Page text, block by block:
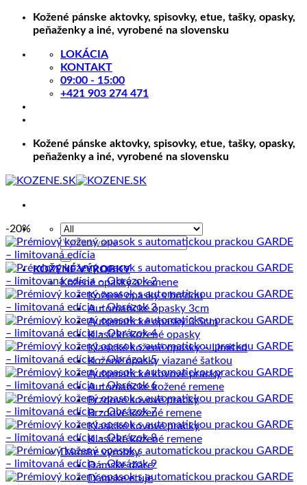
Skip
Kožené pánske aktovky, spisovky, etue, tašky, opasky,
peňaženky a iné, vyrobené na slovensku
LOKÁCIA
KONTAKT
09:00 - 15:00
+421 903 274 471
Kožené pánske aktovky, spisovky, etue, tašky, opasky,
peňaženky a iné, vyrobené na slovensku
Hľadať:
KOŽENÉ VÝROBKY
Kožené opasky a remene
Kožené opasky s brzdou
Automatické opasky 3cm
Automatické opasky 3.5cm
Klasické kožené opasky
Klasické kožené opasky – Limited
Kožené opasky viazané šatkou
Automatické kovové pracky
Automatické kožené remene
Brzdové kovové pracky
Brzdové kožené remene
Klasické kovové pracky
Klasické kožené remene
Dámske výrobky
Dámske diáre
Dámske etuje
-20%